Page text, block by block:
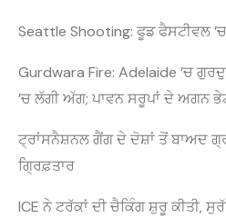
Seattle Shooting: ਫੂਡ ਫੈਸਟੀਵਲ
Gurdwara Fire: Adelaide ’ਚ
’ਚ ਲੱਗੀ ਅੱਗ; ਪਾਵਨ ਸਰੂਪਾਂ ਦੇ ਅਗਨ
ਟ੍ਰਾਂਸਨੈਸ਼ਨਲ ਗੈਂਗ ਦੇ ਦੋਸ਼ਾਂ ਤੋਂ ਬਾਅਦ
ਗ੍ਰਿਫ਼ਤਾਰ
ICE ਨੇ ਟਰੱਕਾਂ ਦੀ ਚੈਕਿੰਗ ਸ਼ੁਰੂ ਕੀਤੀ,